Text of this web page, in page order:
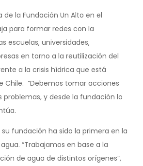
de la Fundación Un Alto en el
para formar redes con la
escuelas, universidades,
en torno a la reutilización del
a la crisis hídrica que está
Chile. “Debemos tomar acciones
problemas, y desde la fundación lo
fundación ha sido la primera en la
“Trabajamos en base a la
de agua de distintos orígenes”,